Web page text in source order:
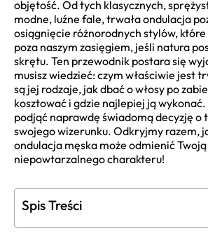
objętość. Od tych klasycznych,
modne, luźne fale, trwała ondulacja
osiągnięcie różnorodnych stylów, które
poza naszym zasięgiem, jeśli natura
skrętu. Ten przewodnik postara się
musisz wiedzieć: czym właściwie jest
są jej rodzaje, jak dbać o włosy po
kosztować i gdzie najlepiej ją wykonać.
podjąć naprawdę świadomą decyzję o
swojego wizerunku. Odkryjmy razem,
ondulacja męska może odmienić
niepowtarzalnego charakteru!
Spis Treści